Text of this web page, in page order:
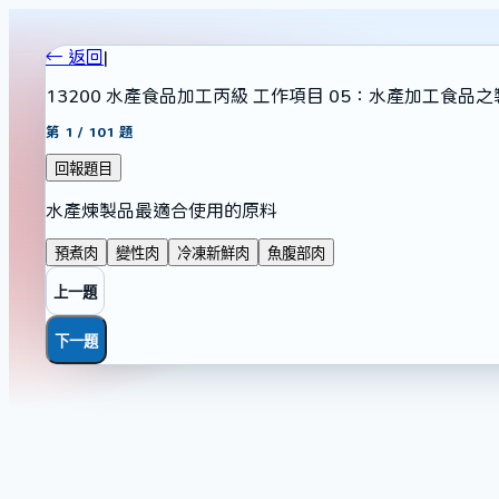
← 返回|
13200 水產食品加工丙級 工作項目 05：水產加工食品之
第 1 / 101 題
回報題目
水產煉製品最適合使用的原料
預煮肉 變性肉 冷凍新鮮肉 魚腹部肉
上一題
下一題